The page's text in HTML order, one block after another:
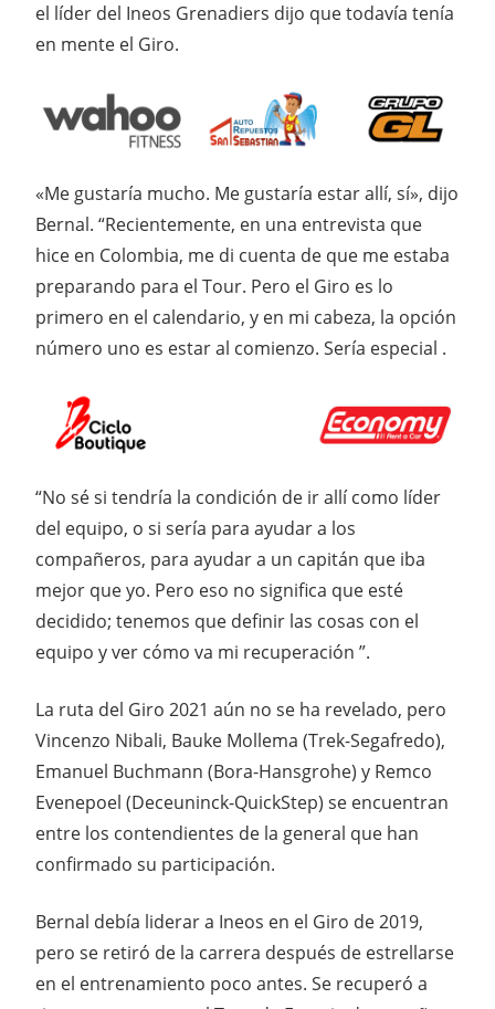
el líder del Ineos Grenadiers dijo que todavía tenía
en mente el Giro.
«Me gustaría mucho. Me gustaría estar allí, sí», dijo
Bernal. “Recientemente, en una entrevista que
hice en Colombia, me di cuenta de que me estaba
preparando para el Tour. Pero el Giro es lo
primero en el calendario, y en mi cabeza, la opción
número uno es estar al comienzo. Sería especial .
“No sé si tendría la condición de ir allí como líder
del equipo, o si sería para ayudar a los
compañeros, para ayudar a un capitán que iba
mejor que yo. Pero eso no significa que esté
decidido; tenemos que definir las cosas con el
equipo y ver cómo va mi recuperación ”.
La ruta del Giro 2021 aún no se ha revelado, pero
Vincenzo Nibali, Bauke Mollema (Trek-Segafredo),
Emanuel Buchmann (Bora-Hansgrohe) y Remco
Evenepoel (Deceuninck-QuickStep) se encuentran
entre los contendientes de la general que han
confirmado su participación.
Bernal debía liderar a Ineos en el Giro de 2019,
pero se retiró de la carrera después de estrellarse
en el entrenamiento poco antes. Se recuperó a